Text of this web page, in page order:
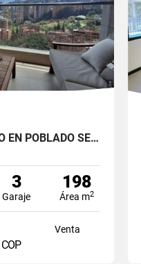
VENTA DE APARTAMENTO EN POBLADO SECTOR LA CALERA
3
Garaje
198
Área m2
Venta
COP